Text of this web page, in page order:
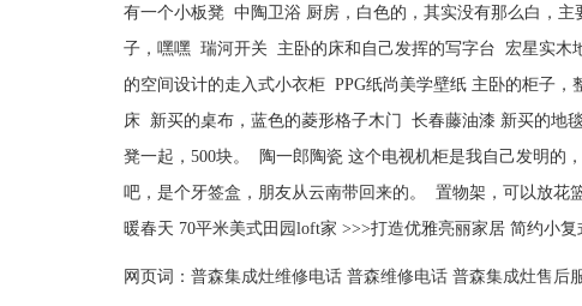
有一个小板凳 中陶卫浴 厨房，白色的，其实没有那么白，
子，嘿嘿 瑞河开关 主卧的床和自己发挥的写字台 宏星实木
的空间设计的走入式小衣柜 PPG纸尚美学壁纸 主卧的柜子
床 新买的桌布，蓝色的菱形格子木门 长春藤油漆 新买的地
凳一起，500块。 陶一郎陶瓷 这个电视机柜是我自己发明的
吧，是个牙签盒，朋友从云南带回来的。 置物架，可以放花
暖春天 70平米美式田园loft家 >>>打造优雅亮丽家居 简约小
网页词： 普森集成灶维修电话 普森维修电话 普森集成灶售后